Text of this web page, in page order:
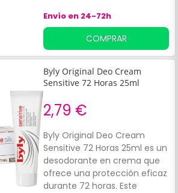
precio accesible,
proporcionando una
fragancia clásica que resulta
neutra y suave.
Envío en 24-72h
COMPRAR
Byly Original Deo Cream
Sensitive 72 Horas 25ml
2,79 €
Byly Original Deo Cream
Sensitive 72 Horas 25ml es un
desodorante en crema que
ofrece una protección eficaz
durante 72 horas. Este